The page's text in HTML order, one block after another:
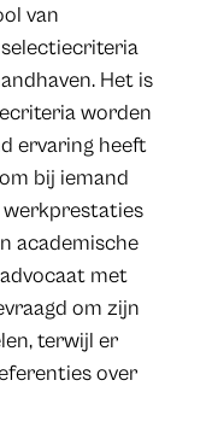
van
Het is
worden
ervaring heeft
bij iemand
academische
met
om zijn
terwijl er
over